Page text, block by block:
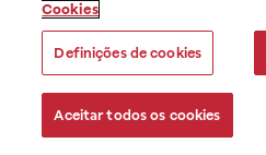
Cookies
Definições de cookies
Aceitar todos os cookies